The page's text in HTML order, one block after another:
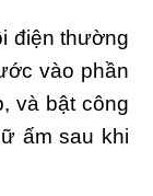
điện thường
vào phần
và bật công
ấm sau khi